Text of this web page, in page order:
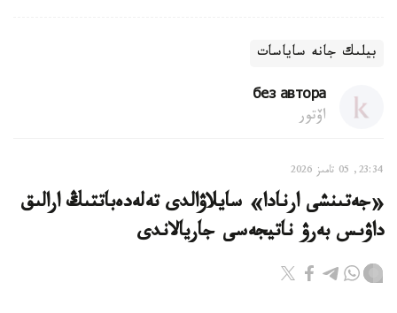
بيلىك جانە ساياسات
без автора
اۆتور
23:34, 05 تامىز 2026
«جەتىنشى ارنادا» سايلاۋالدى تەلەدەباتتىڭ ارالىق
داۋىس بەرۋ ناتيجەسى جاريالاندى